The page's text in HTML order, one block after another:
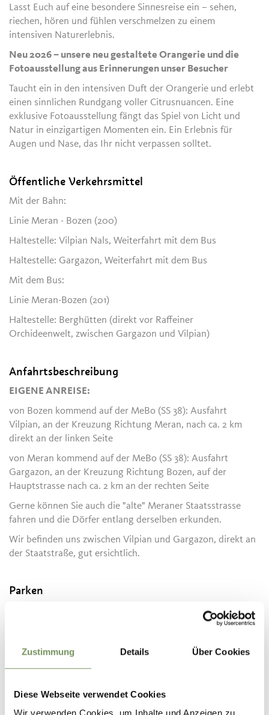
Zustimmung Details Über Cookies
Diese Webseite verwendet Cookies
Lasst Euch auf eine besondere Sinnesreise ein – sehen,
riechen, hören und fühlen verschmelzen zu einem
intensiven Naturerlebnis.
Neu 2026 – unsere neu gestaltete Orangerie und die
Fotoausstellung aus Erinnerungen unser Besucher
Taucht ein in den intensiven Duft der Orangerie und erlebt
einen sinnlichen Rundgang voller Citrusnuancen. Eine
exklusive Fotoausstellung fängt das Spiel von Licht und
Natur in einzigartigen Momenten ein. Ein Erlebnis für
Augen und Nase, das Ihr nicht verpassen solltet.
Öffentliche Verkehrsmittel
Mit der Bahn:
Linie Meran - Bozen (200)
Haltestelle: Vilpian Nals, Weiterfahrt mit dem Bus
Haltestelle: Gargazon, Weiterfahrt mit dem Bus
Mit dem Bus:
Linie Meran-Bozen (201)
Haltestelle: Berghütten (direkt vor Raffeiner
Orchideenwelt, zwischen Gargazon und Vilpian)
Anfahrtsbeschreibung
EIGENE ANREISE:
von Bozen kommend auf der MeBo (SS 38): Ausfahrt
Vilpian, an der Kreuzung Richtung Meran, nach ca. 2 km
direkt an der linken Seite
von Meran kommend auf der MeBo (SS 38): Ausfahrt
Gargazon, an der Kreuzung Richtung Bozen, auf der
Hauptstrasse nach ca. 2 km an der rechten Seite
Gerne können Sie auch die "alte" Meraner Staatsstrasse
fahren und die Dörfer entlang derselben erkunden.
Wir befinden uns zwischen Vilpian und Gargazon, direkt an
der Staatstraße, gut ersichtlich.
Parken
Wir verfügen über einen großen Parkplatz, den wir unseren
Fahrradabstellplätze